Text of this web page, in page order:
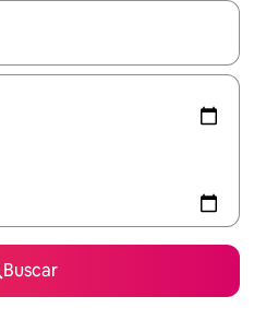
disponibles, navegá con las
Buscar